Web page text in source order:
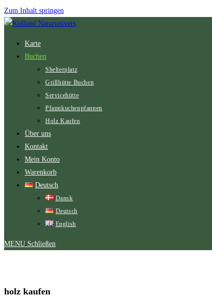
Zum Inhalt springen
Karte
Buchen
Shelterplatz
Grillhütte Buchen
Servicehütte
Pfannkuchenpfannen
Holz Kaufen
Über uns
Kontakt
Mein Konto
Warenkorb
Deutsch
Dansk
Deutsch
English
MENU Schließen
holz kaufen